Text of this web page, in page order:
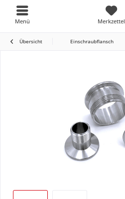
Menü Merkzettel
Übersicht Einschraubflansch